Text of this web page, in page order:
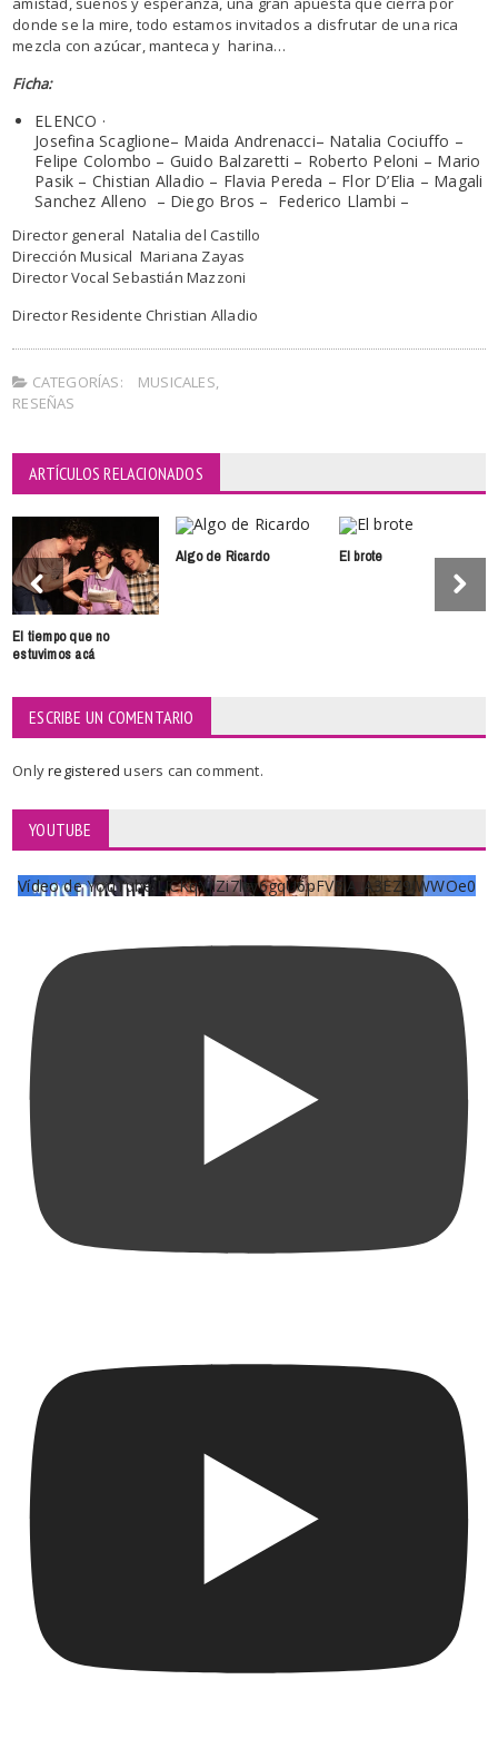
donde se la mire, todo estamos invitados a disfrutar de una rica
mezcla con azúcar, manteca y harina…
Ficha:
ELENCO ·
Josefina Scaglione– Maida Andrenacci– Natalia Cociuffo –
Felipe Colombo – Guido Balzaretti – Roberto Peloni – Mario
Pasik – Chistian Alladio – Flavia Pereda – Flor D’Elia – Magali
Sanchez Alleno – Diego Bros – Federico Llambi –
Director general Natalia del Castillo
Dirección Musical Mariana Zayas
Director Vocal Sebastián Mazzoni
Director Residente Christian Alladio
CATEGORÍAS: MUSICALES,
RESEÑAS
ARTÍCULOS RELACIONADOS
El tiempo que no
estuvimos acá
Algo de Ricardo El brote
ESCRIBE UN COMENTARIO
Onlyregisteredusers can comment.
YOUTUBE
Vídeo de YouTube UCKqYjiZi7lzy6gqU6pFVFiA_A3EZ9JWWOe0